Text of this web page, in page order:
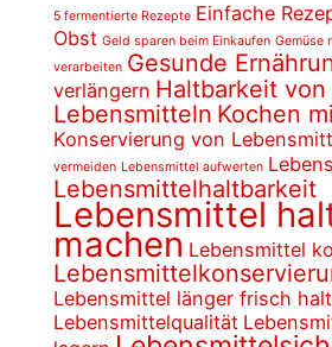
5 fermentierte Rezepte Einfache
Obst Geld sparen beim Einkaufen Gemüse
verarbeiten Gesunde
verlängern Haltbarkeit von
Lebensmitteln Kochen
Konservierung von
vermeiden Lebensmittel aufwerten
Lebensmittelhaltbarkeit
Lebensmittel
machen Lebensmittel
Lebensmittel länger frisch
Lebensmittelqualität